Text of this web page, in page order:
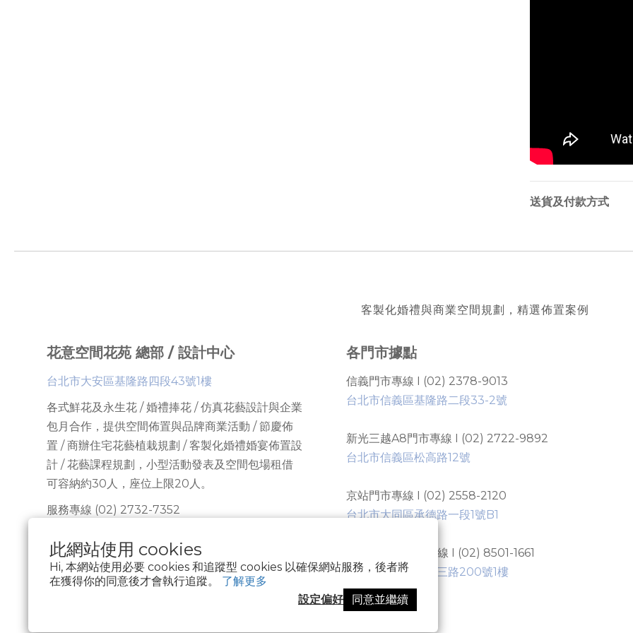
此網站使用 cookies
Hi, 本網站使用必要 cookies 和追蹤型 cookies 以確保網站服務，後者將
在獲得你的同意後才會執行追蹤。 了解更多
設定偏好
同意並繼續
送貨及付款方式
客製化婚禮與商業空間規劃，精選佈置案例
花意空間花苑 總部 / 設計中心
台北市大安區基隆路四段43號1樓
各式鮮花及永生花 / 婚禮捧花 / 仿真花藝設計與企業
包月合作，提供空間佈置與品牌商業活動 / 節慶佈
置 / 商辦住宅花藝植栽規劃 / 客製化婚禮婚宴佈置設
計 / 花藝課程規劃 ， 小型活動發表及空間包場租借
可容納約30人 ，座位上限20人。
服務專線 (02) 2732-7352
會場佈置 #201
課程諮詢 #302
各門市據點
信義門市專線 I (02) 2378-9013
台北市信義區基隆路二段33-2號
新光三越A8門市專線 I (02) 2722-9892
台北市信義區松高路12號
京站門市專線 I (02) 2558-2120
台北市大同區承德路一段1號B1
忠泰NOKE門市專線 I (02) 8501-1661
台北市中山區樂群三路200號1樓